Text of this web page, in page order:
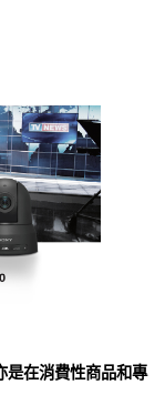
是在消費性商品和專